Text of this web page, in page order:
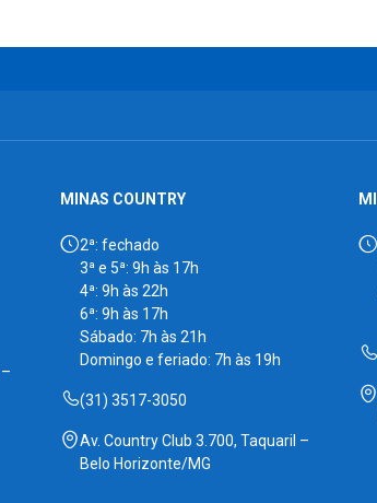
MINAS COUNTRY
2ª: fechado
3ª e 5ª: 9h às 17h
4ª: 9h às 22h
6ª: 9h às 17h
Sábado: 7h às 21h
Domingo e feriado: 7h às 19h
(31) 3517-3050
Av. Country Club 3.700, Taquaril –
Belo Horizonte/MG